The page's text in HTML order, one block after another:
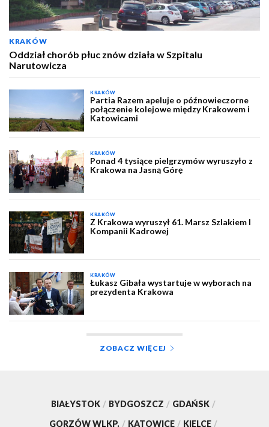
KRAKÓW
Oddział chorób płuc znów działa w Szpitalu
Narutowicza
KRAKÓW
Partia Razem apeluje o późnowieczorne
połączenie kolejowe między Krakowem i
Katowicami
KRAKÓW
Ponad 4 tysiące pielgrzymów wyruszyło z
Krakowa na Jasną Górę
KRAKÓW
Z Krakowa wyruszył 61. Marsz Szlakiem I
Kompanii Kadrowej
KRAKÓW
Łukasz Gibała wystartuje w wyborach na
prezydenta Krakowa
ZOBACZ WIĘCEJ
BIAŁYSTOK / BYDGOSZCZ / GDAŃSK /
GORZÓW WLKP. / KATOWICE / KIELCE /